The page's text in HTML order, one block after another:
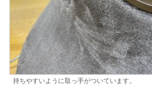
持ちやすいように取っ手がついています。